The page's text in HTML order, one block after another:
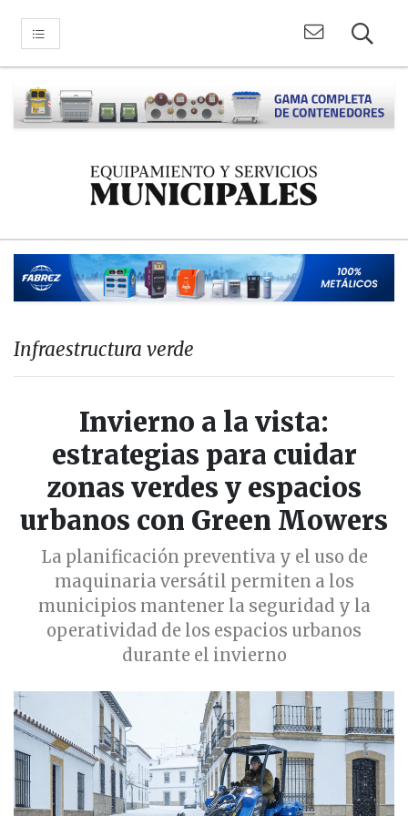
Infraestructura verde
Invierno a la vista:
estrategias para cuidar
zonas verdes y espacios
urbanos con Green Mowers
La planificación preventiva y el uso de
maquinaria versátil permiten a los
municipios mantener la seguridad y la
operatividad de los espacios urbanos
durante el invierno